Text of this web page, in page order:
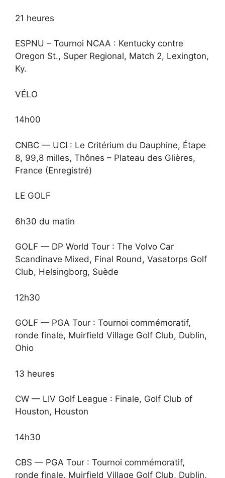
21 heures
ESPNU – Tournoi NCAA : Kentucky contre
Oregon St., Super Regional, Match 2, Lexington,
Ky.
VÉLO
14h00
CNBC — UCI : Le Critérium du Dauphine, Étape
8, 99,8 milles, Thônes – Plateau des Glières,
France (Enregistré)
LE GOLF
6h30 du matin
GOLF — DP World Tour : The Volvo Car
Scandinave Mixed, Final Round, Vasatorps Golf
Club, Helsingborg, Suède
12h30
GOLF — PGA Tour : Tournoi commémoratif,
ronde finale, Muirfield Village Golf Club, Dublin,
Ohio
13 heures
CW — LIV Golf League : Finale, Golf Club of
Houston, Houston
14h30
CBS — PGA Tour : Tournoi commémoratif,
ronde finale, Muirfield Village Golf Club, Dublin,